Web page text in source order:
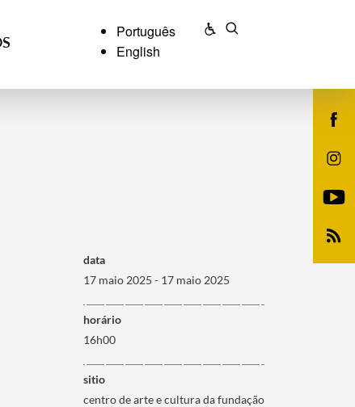
Português
English
data
17 maio 2025 - 17 maio 2025
horário
16h00
sitio
centro de arte e cultura da fundação